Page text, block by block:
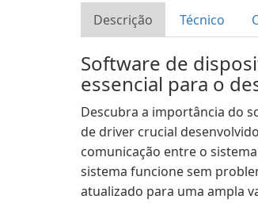
Descrição Técnico
Software de
essencial para o
Descubra a importância do
de driver crucial
comunicação entre o
sistema funcione sem
atualizado para uma ampla